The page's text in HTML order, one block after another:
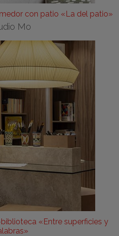
con patio «La del patio»
Mo
«Entre superficies y